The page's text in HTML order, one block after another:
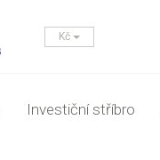
Kč
Investiční stříbro